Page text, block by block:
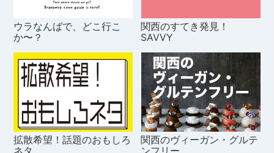
ウラなんばで、どこ行こ
か〜？
関西のすてき発見！
SAVVY
拡散希望！話題のおもしろ
関西のヴィーガン・グルテ